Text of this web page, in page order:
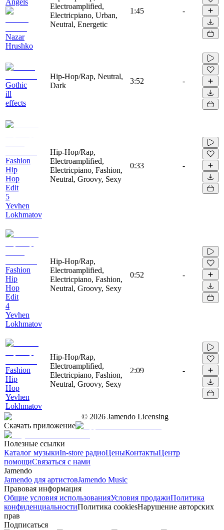
Nazar
Hrushko
Electroamplified,
Electricpiano, Urban,
Neutral, Energetic
1:45 -
Gothic
ill
effects
Hip-Hop/Rap, Neutral,
Dark
3:52 -
Fashion
Hip
Hop
Edit
5
Yevhen
Lokhmatov
Hip-Hop/Rap,
Electroamplified,
Electricpiano, Fashion,
Neutral, Groovy, Sexy
0:33 -
Fashion
Hip
Hop
Edit
4
Yevhen
Lokhmatov
Hip-Hop/Rap,
Electroamplified,
Electricpiano, Fashion,
Neutral, Groovy, Sexy
0:52 -
Fashion
Hip
Hop
Yevhen
Lokhmatov
Hip-Hop/Rap,
Electroamplified,
Electricpiano, Fashion,
Neutral, Groovy, Sexy
2:09 -
© 2026 Jamendo Licensing
Скачать приложение
Полезные ссылки
Каталог музыкиIn-store радиоЦеныКонтактыЦентр
помощиСвязаться с нами
Jamendo
Jamendo для артистовJamendo Music
Правовая информация
Общие условия использованияУсловия продажиПолитика
конфиденциальностиПолитика cookiesНарушение авторских
прав
Подписаться